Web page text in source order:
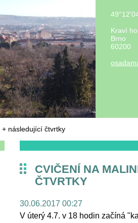
Kraví
Brno
60200
následující čtvrtky
CVIČENÍ NA
ČTVRTKY
30.06.2017 00:27
V úterý 4.7. v 18 hodin začíná